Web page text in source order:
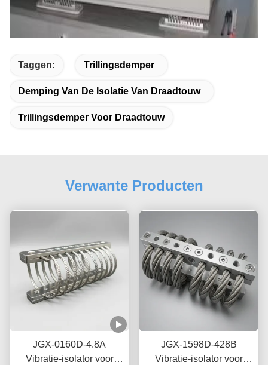
Taggen: Trillingsdemper
Demping Van De Isolatie Van Draadtouw
Trillingsdemper Voor Draadtouw
Verwante Producten
JGX-0160D-4.8A
Vibratie-isolator voor
JGX-1598D-428B
Vibratie-isolator voor